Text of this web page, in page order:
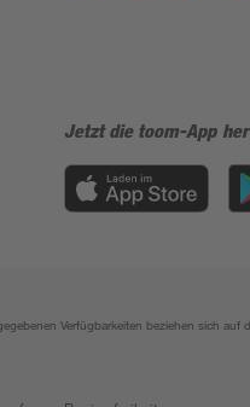
Jetzt die toom-App
Verfügbarkeiten beziehen sich